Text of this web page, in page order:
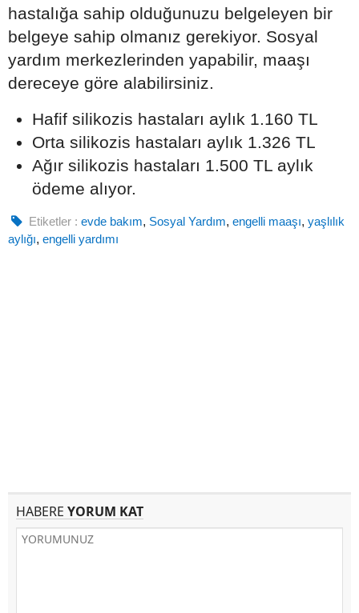
hastalığa sahip olduğunuzu belgeleyen bir
belgeye sahip olmanız gerekiyor. Sosyal
yardım merkezlerinden yapabilir, maaşı
dereceye göre alabilirsiniz.
Hafif silikozis hastaları aylık 1.160 TL
Orta silikozis hastaları aylık 1.326 TL
Ağır silikozis hastaları 1.500 TL aylık
ödeme alıyor.
Etiketler : evde bakım, Sosyal Yardım,engelli maaşı,yaşlılık
aylığı, engelli yardımı
HABERE YORUM KAT